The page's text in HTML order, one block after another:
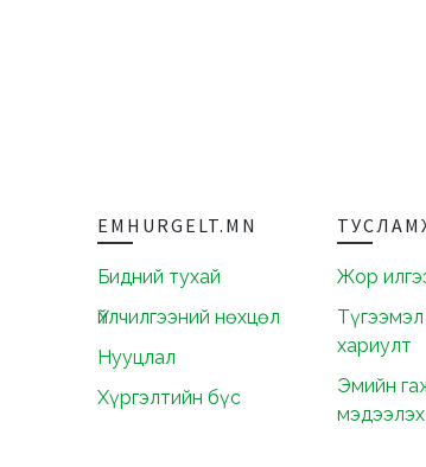
EMHURGELT.MN
Бидний тухай
Үйлчилгээний нөхцөл
Нууцлал
Хүргэлтийн бүс
Жор
хариулт
Эмийн
мэдээлэх